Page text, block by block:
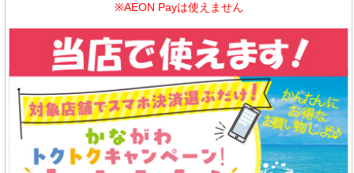
※AEON Payは使えません